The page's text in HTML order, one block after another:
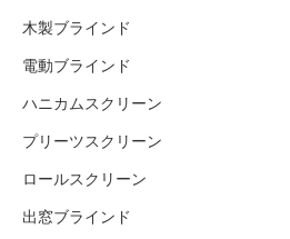
木製ブラインド
電動ブラインド
ハニカムスクリーン
プリーツスクリーン
ロールスクリーン
出窓ブラインド